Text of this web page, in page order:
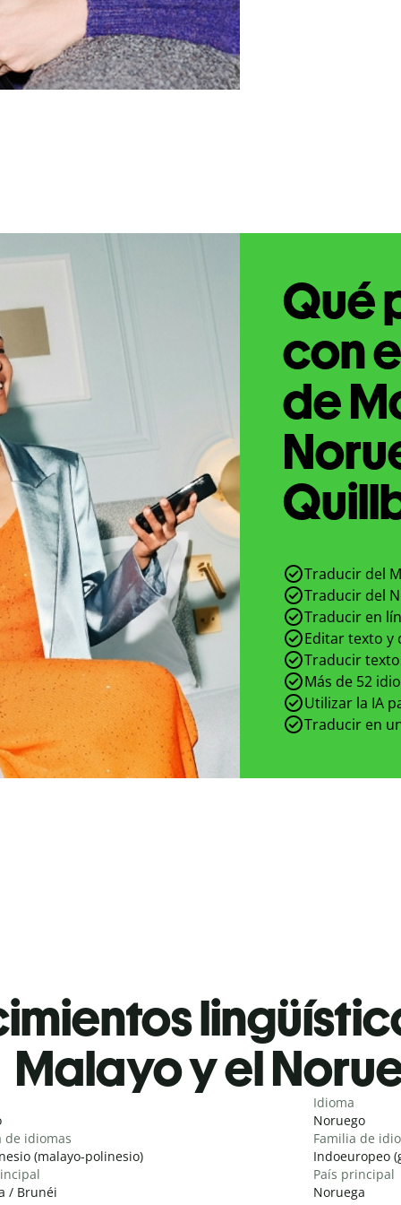
Qué
con
de
Traducir del
Traducir del
Traducir en
Editar texto y
Traducir
Más de 52
Utilizar la IA
Traducir en
Malayo y el
de idiomas
(malayo-polinesio)
/ Brunéi
Idioma
Noruego
Familia de
Indoeuropeo
País principal
Noruega